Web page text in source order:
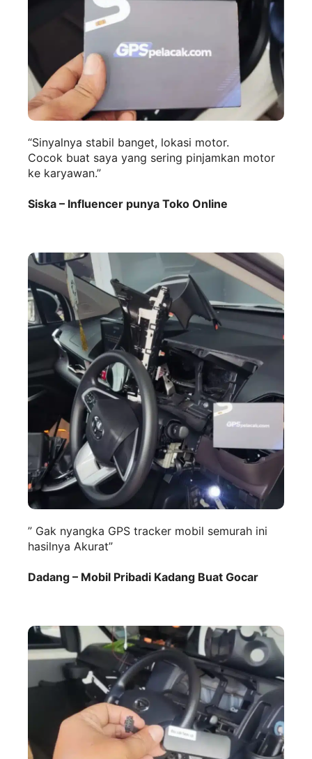
“Sinyalnya stabil banget, lokasi motor.
Cocok buat saya yang sering pinjamkan motor
ke karyawan.”
Siska – Influencer punya Toko Online
” Gak nyangka GPS tracker mobil semurah ini
hasilnya Akurat”
Dadang – Mobil Pribadi Kadang Buat Gocar